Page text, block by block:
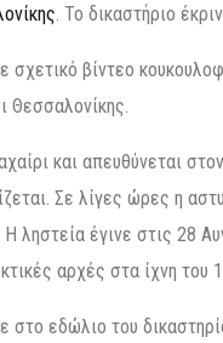
. Το δικαστήριο
σχετικό βίντεο
Θεσσαλονίκης.
και απευθύνεται
Σε λίγες ώρες η
ληστεία έγινε στις 28
αρχές στα ίχνη του
στο εδώλιο του